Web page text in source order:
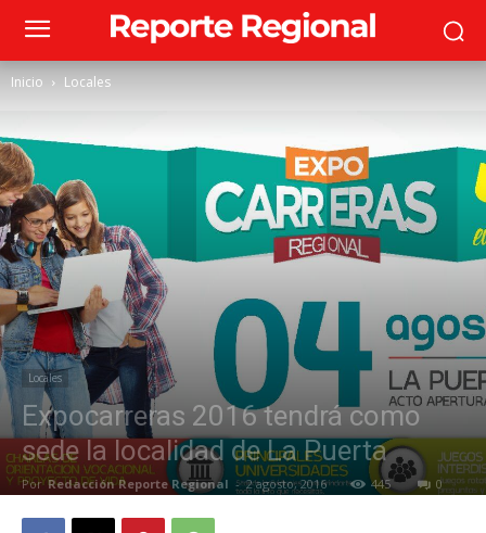
Inicio Locales
Locales
Expocarreras 2016 tendrá como
sede la localidad de La Puerta
Por Redacción Reporte Regional - 2 agosto, 2016 445 0